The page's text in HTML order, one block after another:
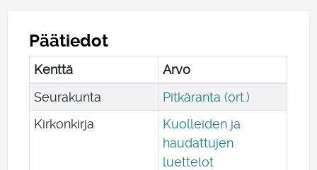
Päätiedot
Kenttä
Arvo
Seurakunta
Pitkäranta (ort.)
Kirkonkirja
Kuolleiden ja
haudattujen
luettelot